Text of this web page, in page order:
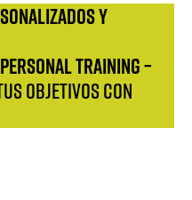
y
PERSONAL TRAINING –
objetivos con